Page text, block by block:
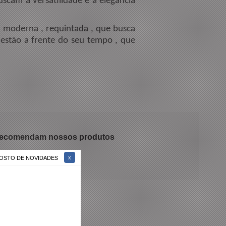
DE NOVIDADES
, requintada , que busca
a frente do seu tempo , que
nossos produtos
Casual